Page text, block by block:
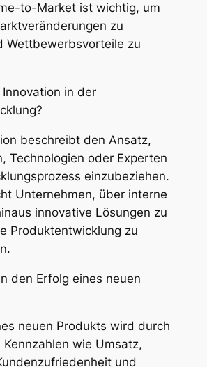
to-Market ist wichtig, um
zu
Wettbewerbsvorteile zu
in der
beschreibt den Ansatz,
Technologien oder Experten
einzubeziehen.
Unternehmen, über interne
innovative Lösungen zu
Produktentwicklung zu
den Erfolg eines neuen
neuen Produkts wird durch
wie Umsatz,
und